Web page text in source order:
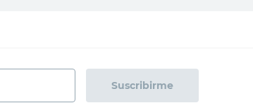
Suscribirme